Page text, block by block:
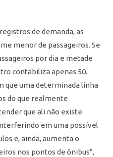
de demanda, as
menor de passageiros. Se
por dia e metade
contabiliza apenas 50.
que uma determinada linha
do que realmente
que ali não existe
em uma possível
e, ainda, aumenta o
nos pontos de ônibus”,